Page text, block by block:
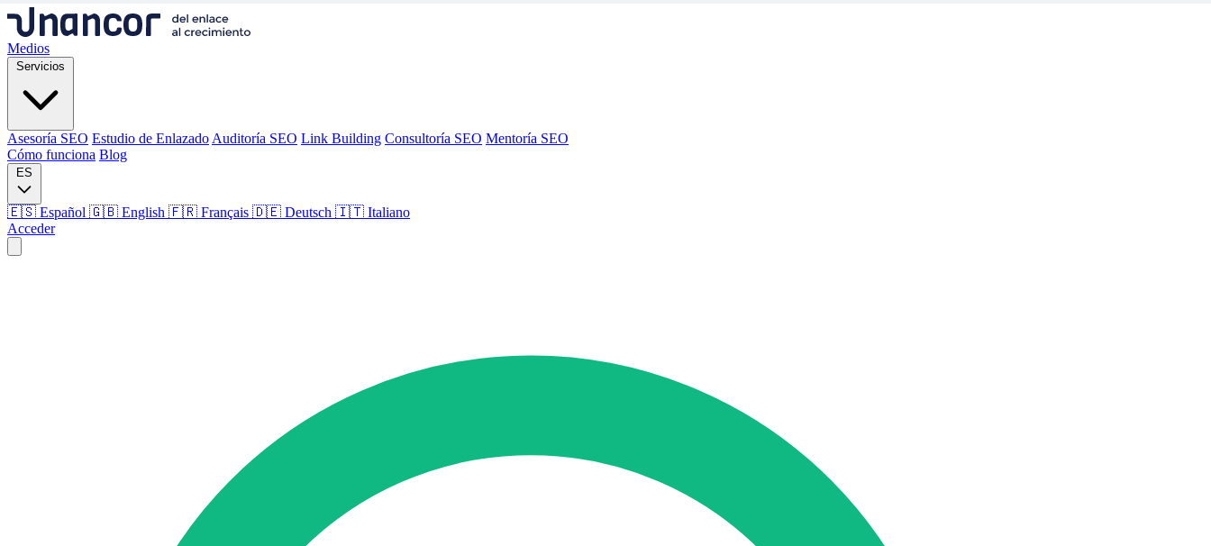
Medios
Servicios
Asesoría SEO Estudio de Enlazado Auditoría SEO Link Building Consultoría SEO Mentoría SEO
Cómo funciona Blog
ES
🇪🇸 Español 🇬🇧 English 🇫🇷 Français 🇩🇪 Deutsch 🇮🇹 Italiano
Acceder
Mentoría SEO